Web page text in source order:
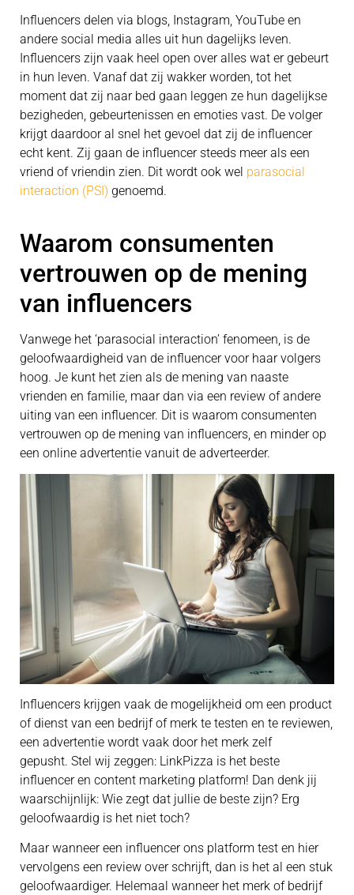
Influencers delen via blogs, Instagram, YouTube en
andere social media alles uit hun dagelijks leven.
Influencers zijn vaak heel open over alles wat er gebeurt
in hun leven. Vanaf dat zij wakker worden, tot het
moment dat zij naar bed gaan leggen ze hun dagelijkse
bezigheden, gebeurtenissen en emoties vast. De volger
krijgt daardoor al snel het gevoel dat zij de influencer
echt kent. Zij gaan de influencer steeds meer als een
vriend of vriendin zien. Dit wordt ook wel parasocial
interaction (PSI) genoemd.
Waarom consumenten
vertrouwen op de mening
van influencers
Vanwege het ‘parasocial interaction’ fenomeen, is de
geloofwaardigheid van de influencer voor haar volgers
hoog. Je kunt het zien als de mening van naaste
vrienden en familie, maar dan via een review of andere
uiting van een influencer. Dit is waarom consumenten
vertrouwen op de mening van influencers, en minder op
een online advertentie vanuit de adverteerder.
Influencers krijgen vaak de mogelijkheid om een product
of dienst van een bedrijf of merk te testen en te reviewen,
een advertentie wordt vaak door het merk zelf
gepusht. Stel wij zeggen: LinkPizza is het beste
influencer en content marketing platform! Dan denk jij
waarschijnlijk: Wie zegt dat jullie de beste zijn? Erg
geloofwaardig is het niet toch?
Maar wanneer een influencer ons platform test en hier
vervolgens een review over schrijft, dan is het al een stuk
geloofwaardiger. Helemaal wanneer het merk of bedrijf